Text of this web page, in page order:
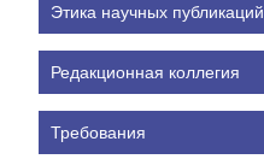
Этика научных публикаций
Редакционная коллегия
Требования